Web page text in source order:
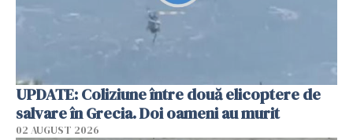
UPDATE: Coliziune între două elicoptere de
salvare în Grecia. Doi oameni au murit
02 AUGUST 2026